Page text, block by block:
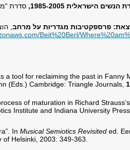
הישראלית 1985-2005, סדרת
פרספקטיבות מגדריות על מרחב ,
Beit%20Berl/
a tool for reclaiming the past in Fanny
(Eds.) Cambridge: Triangle Journals,
of maturation in Richard Strauss’s
Institute and Indiana University Press.
In Musical Semiotics Revisited ed.
Helsinki, 2003: 349-363.